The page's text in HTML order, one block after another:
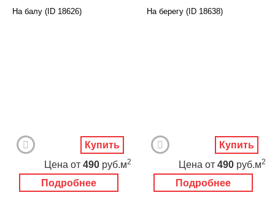
На балу (ID 18626)
Подробнее
Цена от 490 руб.м2
Купить
На берегу (ID 18638)
Подробнее
Цена от 490 руб.м2
Купить